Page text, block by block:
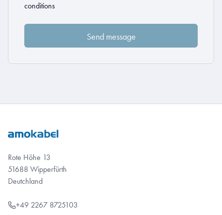
conditions
Rote Höhe 13
51688 Wipperfürth
Deutchland
+49 2267 8725103